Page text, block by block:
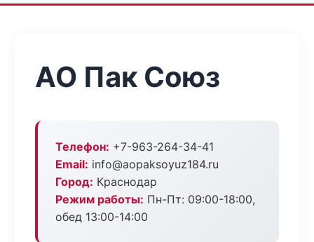
АО Пак Союз
Телефон: +7-963-264-34-41
Email: info@aopaksoyuz184.ru
Город: Краснодар
Режим работы: Пн-Пт: 09:00-18:00,
обед 13:00-14:00